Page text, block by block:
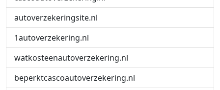
autoverzekeringsite.nl
1autoverzekering.nl
watkosteenautoverzekering.nl
beperktcascoautoverzekering.nl